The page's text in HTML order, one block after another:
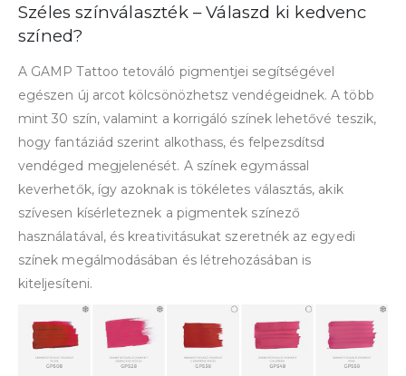
Széles színválaszték – Válaszd ki kedvenc
színed?
A GAMP Tattoo tetováló pigmentjei segítségével
egészen új arcot kölcsönözhetsz vendégeidnek. A több
mint 30 szín, valamint a korrigáló színek lehetővé teszik,
hogy fantáziád szerint alkothass, és felpezsdítsd
vendéged megjelenését. A színek egymással
keverhetők, így azoknak is tökéletes választás, akik
szívesen kísérleteznek a pigmentek színező
használatával, és kreativitásukat szeretnék az egyedi
színek megálmodásában és létrehozásában is
kiteljesíteni.